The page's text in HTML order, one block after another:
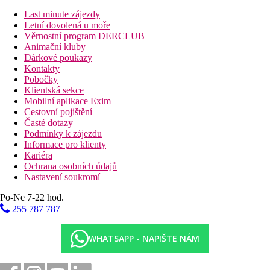
Snídaně, oběd a večeře formou bufetu
Lehké občerstvení během dne
Nealkoholické a alkoholické nápoje místní výroby
(10.00–23.00 hod.)
Sportovní nabídka
Zdarma:
Za poplatek: fitness, vodní sporty na pláži
Wellness
Za poplatek:
masáží, centrum thalassoterapie, zkrášlující procedury,
vnitřní bazén.
Internet
Zdarma:Wifi v celém areálu hotelu.
Oficiální kategorie
5 hvězdiček
Rozsah a kvalita výše uvedených služeb a aktivit může být
ovlivněna zavedením případných hygienických či
protiepidemických opatření v dané destinaci.
Last minute zájezdy
Letní dovolená u moře
Věrnostní program DERCLUB
Animační kluby
Dárkové poukazy
Kontakty
Pobočky
Klientská sekce
Mobilní aplikace Exim
Cestovní pojištění
Časté dotazy
Podmínky k zájezdu
Informace pro klienty
Kariéra
Ochrana osobních údajů
Nastavení soukromí
Po-Ne 7-22 hod.
255 787 787
WHATSAPP - NAPIŠTE NÁM